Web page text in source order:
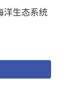
洋生态系统